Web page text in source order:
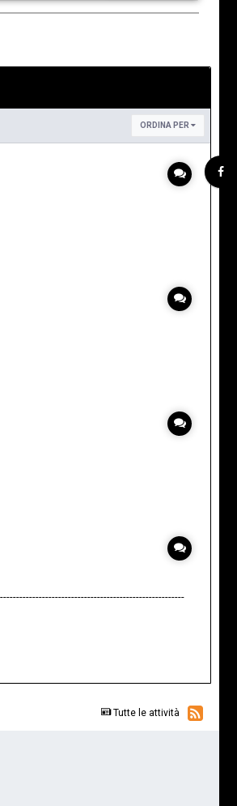
ORDINA PER
Tutte le attività